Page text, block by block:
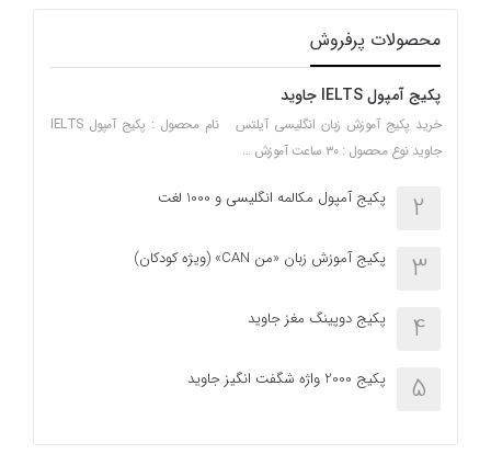
محصولات پرفروش
پکیج آمپول IELTS جاوید
خرید پکیج آموزش زبان انگلیسی آیلتس نام محصول : پکیج آمپول IELTS
جاوید نوع محصول : ۳۰ ساعت آموزش …
2 پکیج آمپول مکالمه انگلیسی و 1000 لغت
3 پکیج آموزش زبان «من CAN» (ویژه کودکان)
4 پکیج دوپینگ مغز جاوید
5 پکیج 2000 واژه شگفت انگیز جاوید